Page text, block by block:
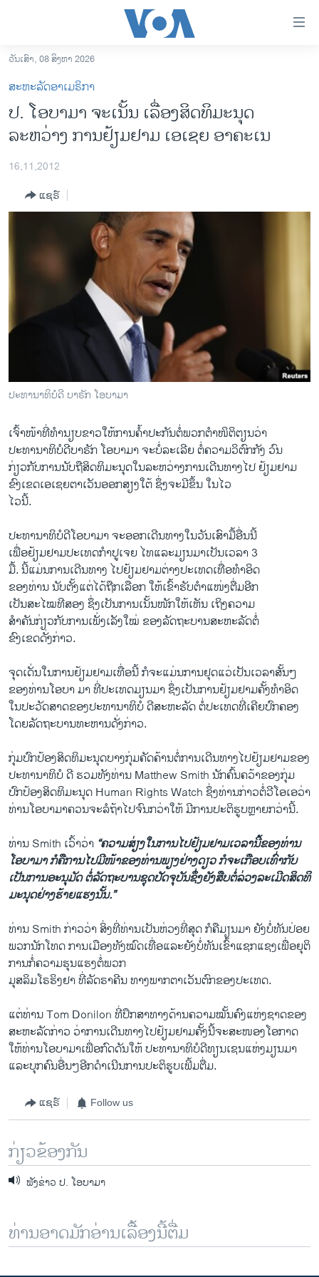
ເຂົ້າ
ຫາ
ຂ້າມ
ຂ້າມ
ຫາ
ລາວ
ອາເມຣິກາ
ການເລືອກຕັ້ງ ປະທານາທີບໍດີ ສະຫະລັດ 2024
ຂ່າວ​ຈີນ
ໂລກ
ອິດສະຫຼະພາບດ້ານການຂ່າວ
ຊີວິດຊາວລາວ
ຊຸມຊົນຊາວລາວ
ວິທະຍາສາດ-ເທັກໂນໂລຈີ
ພາສາອັງກິດ
ສຽງ
ລາຍການກະຈາຍສຽງ
ລາຍງານ
ຕິດຕາມພວກເຮົາ ທີ່
ພາສາຕ່າງໆ
ວັນເສົາ, 08 ສິງຫາ 2026
ສະຫະລັດອາເມຣິກາ
ປ. ໂອບາມາ ຈະເນັ້ນ ເລື່ອງສິດທິມະນຸດ
ລະຫວ່າງ ການຢ້ຽມຢາມ ເອເຊຍ ອາຄະເນ
16,11,2012
ແຊຣ໌
ປະທານາທິບໍດີ ບາຣັກ ໂອບາມາ
ເຈົ້າໜ້າທີ່ທຳນຽບຂາວໃຫ້ການຄໍ້າປະກັນຕໍ່ພວກຕຳໜິຕິຕຽນວ່າ
ປະທານາທິບໍດີບາຣັກ ໂອບາມາ ຈະບໍ່ລະເລີຍ ຕໍ່ຄວາມວິຕົກກັງ ວົນ
ກ່ຽວກັບການນັບຖືສິດທິມະນຸດໃນລະຫວ່າງການເດີນທາງໄປ ຢ້ຽມຢາມ
ຂົງເຂດເອເຊຍຕາເວັນອອກສຽງໃຕ້ ຊຶ່ງຈະມີຂຶ້ນ ໃນໄວ
ໄວນີ້.
ປະທານາທິບໍດີໂອບາມາ ຈະອອກເດີນທາງໃນວັນເສົາມື້ອື່ນນີ້
ເພື່ອຢ້ຽມຢາມປະເທດກຳປູເຈຍ ໄທແລະມຽນມາເປັນເວລາ 3
ມື້. ນີ້ແມ່ນການເດີນທາງ ໄປຢ້ຽມຢາມຕ່າງປະເທດເທື່ອທຳອິດ
ຂອງທ່ານ ນັບຕັ້ງແຕ່ໄດ້ຖືກເລືອກ ໃຫ້ເຂົ້າຮັບຕຳແໜ່ງຕື່ມອີກ
ເປັນສະໄໝທີສອງ ຊຶ່ງເປັນການເນັ້ນໜັກໃຫ້ເຫັນ ເຖິງຄວາມ
ສຳຄັນກ່ຽວກັບການເພັ່ງເລັງໃໝ່ ຂອງລັດຖະບານສະຫະລັດຕໍ່
ຂົງເຂດດັ່ງກ່າວ.
ຈຸດເດັ່ນໃນການຢ້ຽມຢາມເທື່ອນີ້ ກໍຈະແມ່ນການຢຸດແວ່ເປັນເວລາສັ້ນໆ
ຂອງທ່ານໂອບາ ມາ ທີ່ປະເທດມຽນມາ ຊຶ່ງເປັນການຢ້ຽມຢາມຄັ້ງທຳອິດ
ໃນປະວັດສາດຂອງປະທານາທິບໍ ດີສະຫະລັດ ຕໍ່ປະເທດທີ່ເຄີຍປົກຄອງ
ໂດຍລັດຖະບານທະຫານດັ່ງກ່າວ.
ກຸ່ມປົກປ້ອງສິດທິມະນຸດບາງກຸ່ມຄັດຄ້ານຕໍ່ການເດີນທາງໄປຢ້ຽມຢາມຂອງ
ປະທານາທິບໍ ດີ ຮວມທັງທ່ານ Matthew Smith ນັກຄົ້ນຄວ້າຂອງກຸ່ມ
ປົກປ້ອງສິດທິມະນຸດ Human Rights Watch ຊຶ່ງທ່ານກ່າວຕໍ່ວີໂອເອວ່າ
ທ່ານໂອບາມາຄວນຈະລໍຖ້າໄປຈົນກວ່າໃຫ້ ມີການປະຕິຮູບຫຼາຍກວ່ານີ້.
ທ່ານ Smith ເວົ້າວ່າ “ຄວາມສ່ຽງໃນການໄປຢ້ຽມຢາມເວລານີ້ຂອງທ່ານ
ໂອບາມາ ກໍຄືການໄປມີໜ້າຂອງທ່ານພຽງຢ່າງດຽວ ກໍຈະເກືອບເທົ່າກັບ
ເປັນການອະນຸມັດ ຕໍ່ລັດຖະບານຊຸດປັດຈຸບັນຊຶ່ງຍັງສືບຕໍ່ລ່ວງລະເມີດສິດທິ
ມະນຸດຢ່າງຮ້າຍແຮງນັ້ນ.”
ທ່ານ Smith ກ່າວວ່າ ສິ່ງທີ່ທ່ານເປັນຫ່ວງທີ່ສຸດ ກໍຄືມຽນມາ ຍັງບໍ່ທັນປ່ອຍ
ພວກນັກໂທດ ການເມືອງທັງໝົດເທື່ອແລະຍັງບໍ່ທັນເຂົ້າແຊກແຊງເພື່ອຍຸຕິ
ການກໍ່ຄວາມຮຸນແຮງຕໍ່ພວກ
ມຸສລິມໂຣຮິງຢາ ທີ່ລັດຣາຄີນ ທາງພາກຕາເວັນຕົກຂອງປະເທດ.
ແຕ່ທ່ານ Tom Donilon ທີ່ປຶກສາທາງດ້ານຄວາມໝັ້ນຄົງແຫ່ງຊາດຂອງ
ສະຫະລັດກ່າວ ວ່າການເດີນທາງໄປຢ້ຽມຢາມຄັ້ງນີ້ຈະສະໜອງໂອກາດ
ໃຫ້ທ່ານໂອບາມາເພື່ອກົດດັນໃຫ້ ປະທານາທິບໍດີທຽນເຊນແຫ່ງມຽນມາ
ແລະບຸກຄົນອື່ນໆອີກດຳເນີນການປະຕິຮູບເພີ້ມຕື່ມ.
ແຊຣ໌ Follow us
ກ່ຽວຂ້ອງກັນ
ຟັງຂ່າວ ປ. ໂອບາມາ
ທ່ານອາດມັກອ່ານເລື້ອງນີ້ຕື່ມ